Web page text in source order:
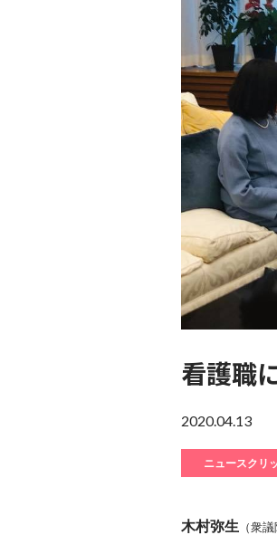
看護職
2020.04.13
ニュースクリ
木村弥生 （衆